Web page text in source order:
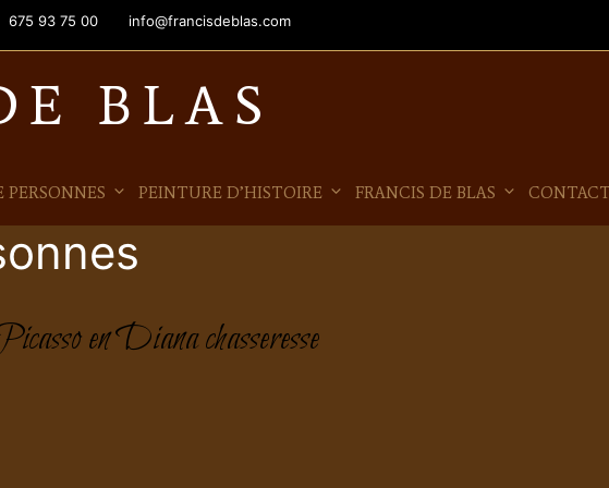
675 93 75 00 info@francisdeblas.com
BLAS
PEINTURE D’HISTOIRE FRANCIS DE BLAS CONTACT
en Diana chasseresse